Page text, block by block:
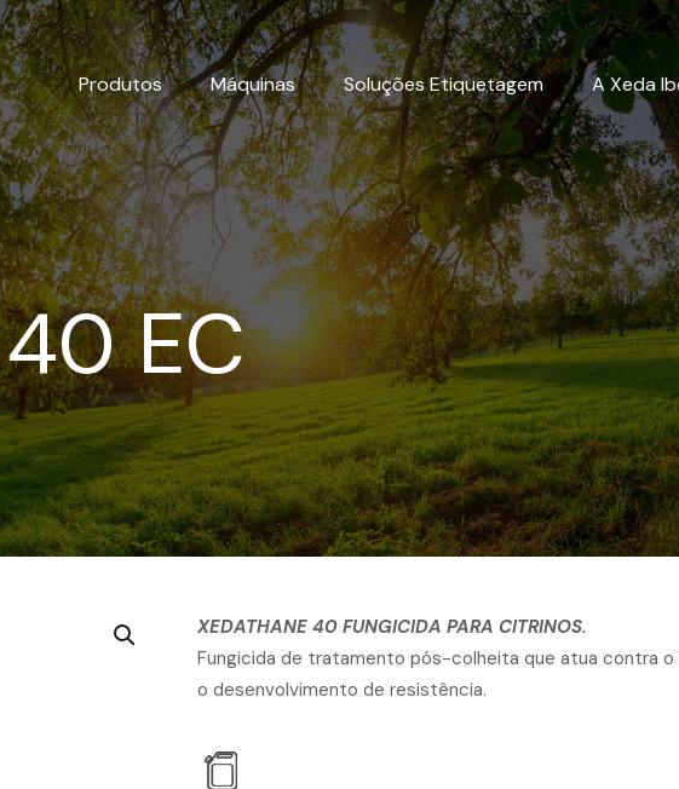
Produtos Máquinas Soluções Etiquetagem A Xeda
EC
XEDATHANE 40 FUNGICIDA PARA CITRINOS.
Fungicida de tratamento pós-colheita que atua contra o
o desenvolvimento de resistência.